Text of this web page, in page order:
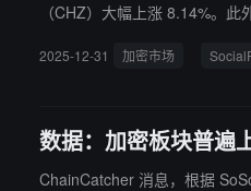
（CHZ）大幅上涨 8.14%。此外，
me 板块上涨 0.60%，Pump.fun（PUMP）上涨 5.72%。 此外，Layer2 板块下跌 0.63%，但
2025-12-31 加密市场
数据：加密板块普遍
ChainCatcher 消息，根据